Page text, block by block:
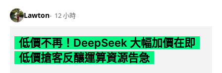
Lawton 12 小時
低價不再！DeepSeek 大幅加價在即
低價搶客反釀運算資源告急